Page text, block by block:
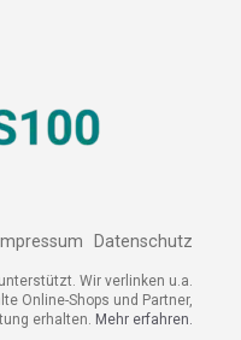
Impressum Datenschutz
Wir verlinken u.a.
Online-Shops und Partner,
erhalten. Mehr erfahren.